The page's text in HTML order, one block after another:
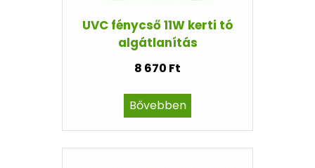
UVC fénycső 11W kerti tó
algátlanítás
8 670 Ft
Bővebben